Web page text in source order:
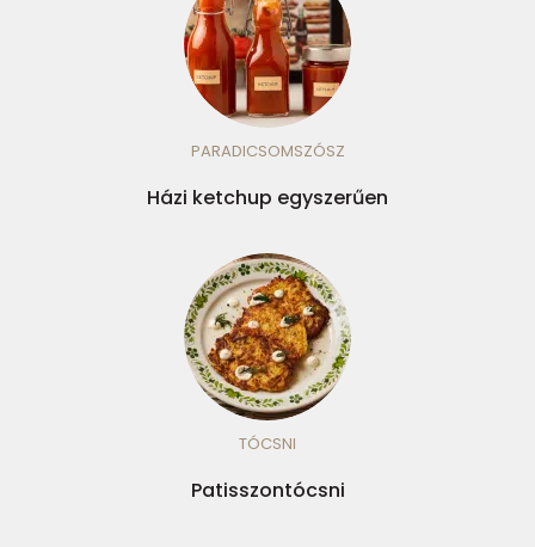
PARADICSOMSZÓSZ
Házi ketchup egyszerűen
TÓCSNI
Patisszontócsni